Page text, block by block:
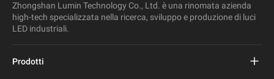
Zhongshan Lumin Technology Co., Ltd. è una rinomata azienda
high-tech specializzata nella ricerca, sviluppo e produzione di luci
LED industriali.
Prodotti